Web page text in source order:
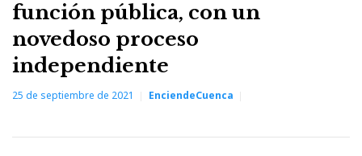
función pública, con un
novedoso proceso
independiente
25 de septiembre de 2021 EnciendeCuenca